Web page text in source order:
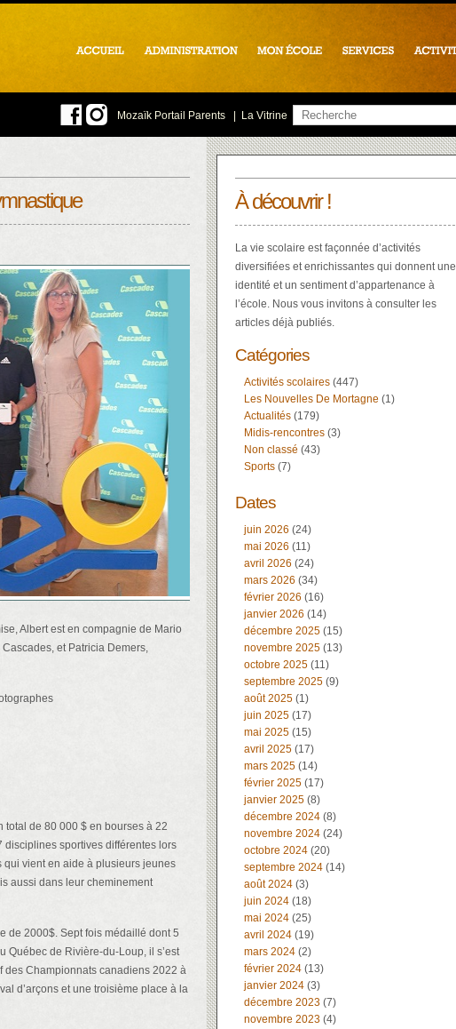
Mozaïk Portail Parents La Vitrine
Albert est en compagnie de Mario
et Patricia Demers,
total de 80 000 $ en bourses à 22
sportives différentes lors
vient en aide à plusieurs jeunes
aussi dans leur cheminement
de 2000$. Sept fois médaillé dont 5
Québec de Rivière-du-Loup, il s’est
des Championnats canadiens 2022 à
d’arçons et une troisième place à la
À découvrir !
La vie scolaire est façonnée d’activités
diversifiées et enrichissantes qui donnent une
identité et un sentiment d’appartenance à
l’école. Nous vous invitons à consulter les
articles déjà publiés.
Catégories
Activités scolaires (447)
Les Nouvelles De Mortagne (1)
Actualités (179)
Midis-rencontres (3)
Non classé (43)
Sports (7)
Dates
juin 2026 (24)
mai 2026 (11)
avril 2026 (24)
mars 2026 (34)
février 2026 (16)
janvier 2026 (14)
décembre 2025 (15)
novembre 2025 (13)
octobre 2025 (11)
septembre 2025 (9)
août 2025 (1)
juin 2025 (17)
mai 2025 (15)
avril 2025 (17)
mars 2025 (14)
février 2025 (17)
janvier 2025 (8)
décembre 2024 (8)
novembre 2024 (24)
octobre 2024 (20)
septembre 2024 (14)
août 2024 (3)
juin 2024 (18)
mai 2024 (25)
avril 2024 (19)
mars 2024 (2)
février 2024 (13)
janvier 2024 (3)
décembre 2023 (7)
novembre 2023 (4)